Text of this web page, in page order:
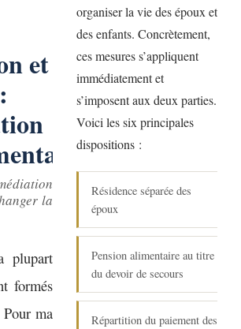
et
la
plupart
formés
ma
organiser la vie des époux et
des enfants. Concrètement,
ces mesures s’appliquent
immédiatement et
s’imposent aux deux parties.
Voici les six principales
dispositions :
Résidence séparée des
époux
Pension alimentaire au titre
du devoir de secours
Répartition du paiement des